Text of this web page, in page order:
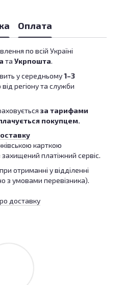
Оплата
по всій Україні
та Укрпошта.
у середньому1–3
регіону та служби
за тарифами
покупцем.
карткою
платіжний сервіс.
отриманні у відділенні
з умовами перевізника).
доставку